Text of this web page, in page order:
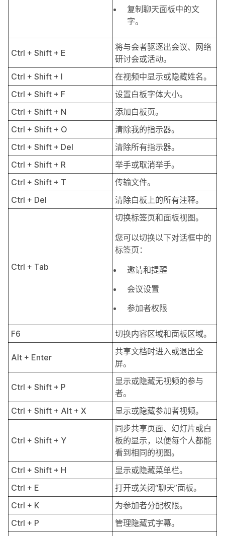
复制 聊天面板中的文
字。
Ctrl + Shift + E
将与会者驱逐出会议、网络
研讨会或活动。
Ctrl + Shift + I
在视频中显示或隐藏姓名。
Ctrl + Shift + F
设置白板字体大小。
Ctrl + Shift + N
添加白板页。
Ctrl + Shift + O
清除我的指示器。
Ctrl + Shift + Del
清除所有指示器。
Ctrl + Shift + R
举手或取消举手。
Ctrl + Shift + T
传输文件。
Ctrl + Del
清除白板上的所有注释。
Ctrl + Tab
切换标签页和面板视图。
您可以切换以下对话框中的
标签页：
邀请和提醒
会议设置
参加者权限
F6 切换内容区域和面板区域。
Alt + Enter
共享文档时进入或退出全
屏。
Ctrl + Shift + P
显示或隐藏无视频的参与
者。
Ctrl + Shift + Alt + X
显示或隐藏参加者视频。
Ctrl + Shift + Y
同步共享页面、幻灯片或白
板的显示，以便每个人都能
看到相同的视图。
Ctrl + Shift + H
显示或隐藏菜单栏。
Ctrl + E
打开或关闭“聊天”面板。
Ctrl + K
为参加者分配权限。
Ctrl + P
管理隐藏式字幕。